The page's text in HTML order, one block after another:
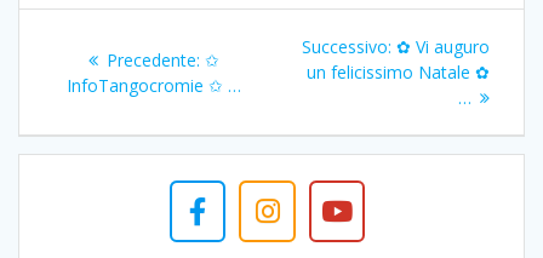
articoliPrecedente: Articolo
precedente:
✩
InfoTangocromie ✩ …
Successivo: Articolo
successivo:
✿ Vi auguro
un felicissimo Natale ✿
…